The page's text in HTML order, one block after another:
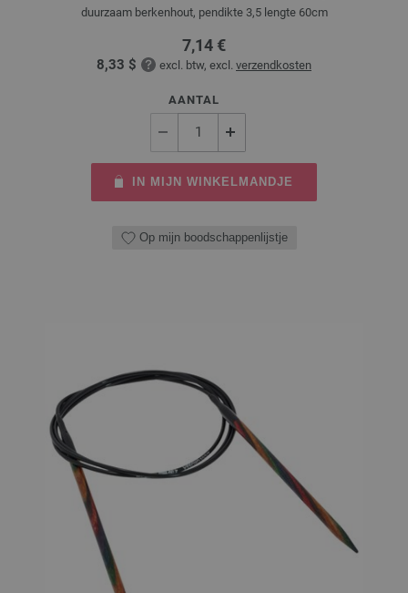
duurzaam berkenhout, pendikte 3,5 lengte 60cm
7,14 €
8,33 $ excl. btw, excl. verzendkosten
AANTAL
IN MIJN WINKELMANDJE
Op mijn boodschappenlijstje